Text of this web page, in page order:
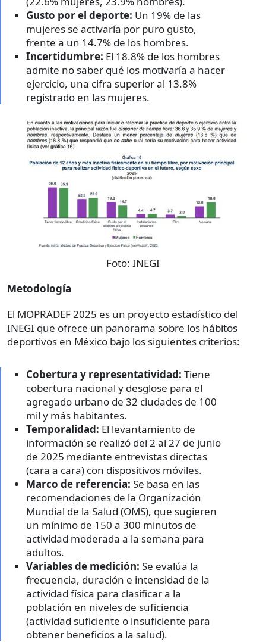
Gusto por el deporte: Un 19% de las
mujeres se activaría por puro gusto,
frente a un 14.7% de los hombres.
Incertidumbre: El 18.8% de los hombres
admite no saber qué los motivaría a hacer
ejercicio, una cifra superior al 13.8%
registrado en las mujeres.
Foto: INEGI
Metodología
El MOPRADEF 2025 es un proyecto estadístico del
INEGI que ofrece un panorama sobre los hábitos
deportivos en México bajo los siguientes criterios:
Cobertura y representatividad: Tiene
cobertura nacional y desglose para el
agregado urbano de 32 ciudades de 100
mil y más habitantes.
Temporalidad: El levantamiento de
información se realizó del 2 al 27 de junio
de 2025 mediante entrevistas directas
(cara a cara) con dispositivos móviles.
Marco de referencia: Se basa en las
recomendaciones de la Organización
Mundial de la Salud (OMS), que sugieren
un mínimo de 150 a 300 minutos de
actividad moderada a la semana para
adultos.
Variables de medición: Se evalúa la
frecuencia, duración e intensidad de la
actividad física para clasificar a la
población en niveles de suficiencia
(actividad suficiente o insuficiente para
obtener beneficios a la salud).